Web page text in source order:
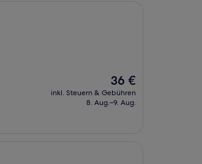
Der
Preis
beträgt
36 €
inkl. Steuern & Gebühren
8. Aug.–9. Aug.